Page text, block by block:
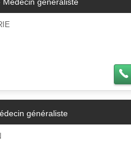
généraliste